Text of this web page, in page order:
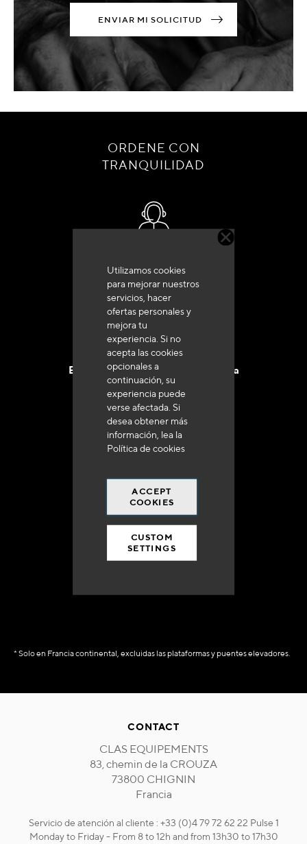
Utilizamos cookies
para mejorar nuestros
servicios, hacer
ofertas personales y
mejora tu
experiencia. Si no
acepta las cookies
opcionales a
continuación, su
experiencia puede
verse afectada. Si
desea obtener más
información, lea la
Política de cookies
ACCEPT
COOKIES
CUSTOM
SETTINGS
ENVIAR MI SOLICITUD
ORDENE CON
TRANQUILIDAD
+33 (0)4 79 72 62 22 Pulse 1
Entrega en 48 a 72 horas en Francia
a 250 euros*
* Solo en Francia continental, excluidas las plataformas y puentes elevadores.
CONTACT
CLAS EQUIPEMENTS
83, chemin de la CROUZA
73800 CHIGNIN
Francia
Servicio de atención al cliente : +33 (0)4 79 72 62 22 Pulse 1
Monday to Friday - From 8 to 12h and from 13h30 to 17h30